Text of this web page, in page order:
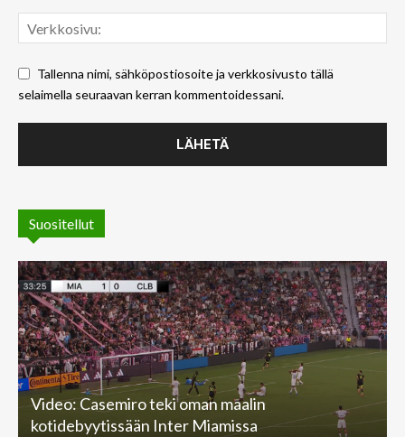
Tallenna nimi, sähköpostiosoite ja verkkosivusto tällä
selaimella seuraavan kerran kommentoidessani.
Suositellut
Video: Casemiro teki oman maalin
kotidebyytissään Inter Miamissa